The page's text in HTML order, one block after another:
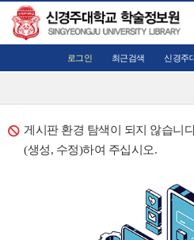
로그인 최근검색 신경주
게시판 환경 탐색이 되지 않습니
(생성, 수정)하여 주십시오.